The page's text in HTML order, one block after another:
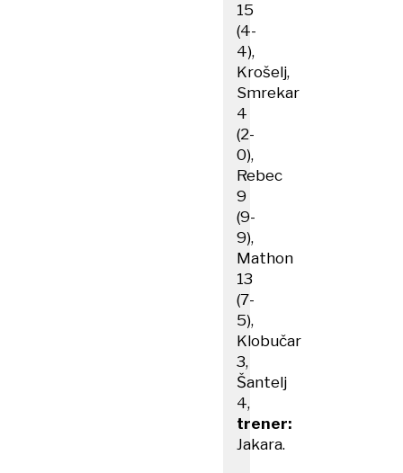
15
(4-
4),
Krošelj,
Smrekar
4
(2-
0),
Rebec
9
(9-
9),
Mathon
13
(7-
5),
Klobučar
3,
Šantelj
4,
trener:
Jakara.